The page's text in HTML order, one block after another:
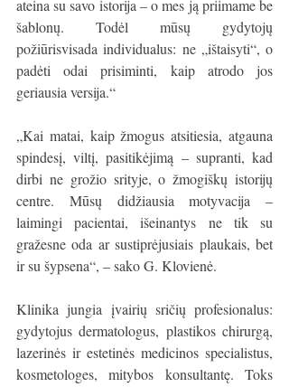
ateina su savo istorija – o mes ją priimame be
šablonų. Todėl mūsų gydytojų
požiūrisvisada individualus: ne „ištaisyti“, o
padėti odai prisiminti, kaip atrodo jos
geriausia versija.“
„Kai matai, kaip žmogus atsitiesia, atgauna
spindesį, viltį, pasitikėjimą – supranti, kad
dirbi ne grožio srityje, o žmogiškų istorijų
centre. Mūsų didžiausia motyvacija –
laimingi pacientai, išeinantys ne tik su
gražesne oda ar sustiprėjusiais plaukais, bet
ir su šypsena“, – sako G. Klovienė.
Klinika jungia įvairių sričių profesionalus:
gydytojus dermatologus, plastikos chirurgą,
lazerinės ir estetinės medicinos specialistus,
kosmetologes, mitybos konsultantę. Toks